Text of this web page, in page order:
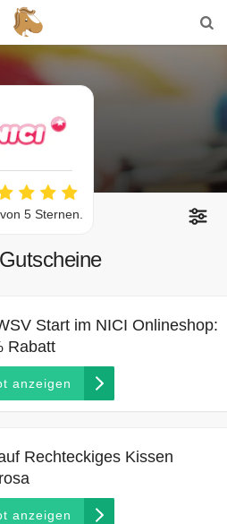
5 Sternen.
Gutscheine
Start im NICI Onlineshop:
Rabatt
anzeigen
Rechteckiges Kissen
anzeigen